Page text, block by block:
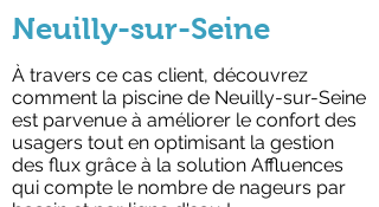
Neuilly-sur-Seine
À travers ce cas client, découvrez
comment la piscine de Neuilly-sur-Seine
est parvenue à améliorer le confort des
usagers tout en optimisant la gestion
des flux grâce à la solution Affluences
qui compte le nombre de nageurs par